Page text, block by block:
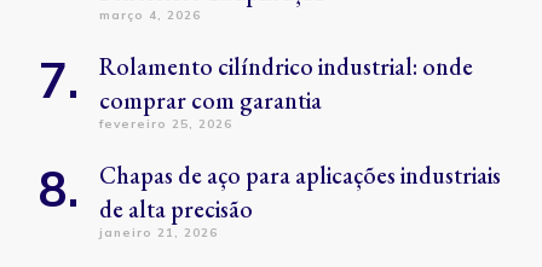
março 4, 2026
Rolamento cilíndrico industrial: onde
comprar com garantia
fevereiro 25, 2026
Chapas de aço para aplicações industriais
de alta precisão
janeiro 21, 2026